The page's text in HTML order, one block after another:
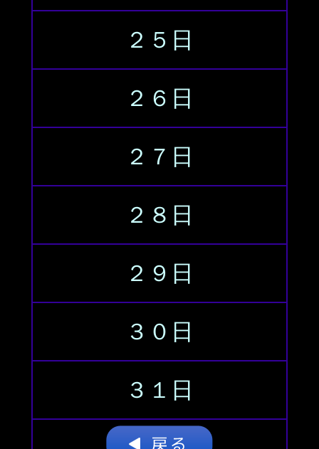
２５日
２６日
２７日
２８日
２９日
３０日
３１日